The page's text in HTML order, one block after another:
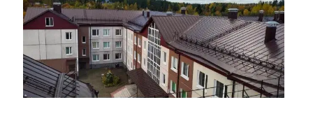
приватних
будинків